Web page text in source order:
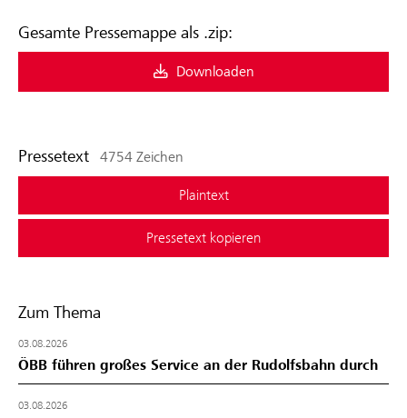
Gesamte Pressemappe als .zip:
Downloaden
Pressetext 4754 Zeichen
Plaintext
Pressetext kopieren
Zum Thema
03.08.2026
ÖBB führen großes Service an der Rudolfsbahn durch
03.08.2026